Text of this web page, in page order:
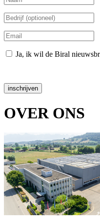
Ja, ik wil de Biral
inschrijven
OVER ONS